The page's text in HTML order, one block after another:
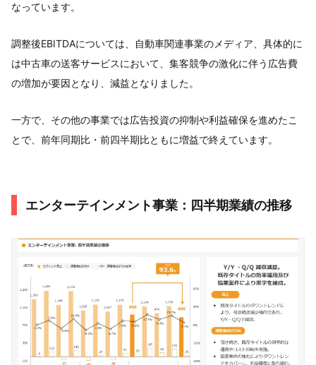
なっています。
調整後EBITDAについては、自動車関連事業のメディア、具体的に
は中古車の送客サービスにおいて、集客競争の激化に伴う広告費
の増加が要因となり、減益となりました。
一方で、その他の事業では広告投資の抑制や利益確保を進めたこ
とで、前年同期比・前四半期比ともに増益で終えています。
エンターテインメント事業：四半期業績の推移